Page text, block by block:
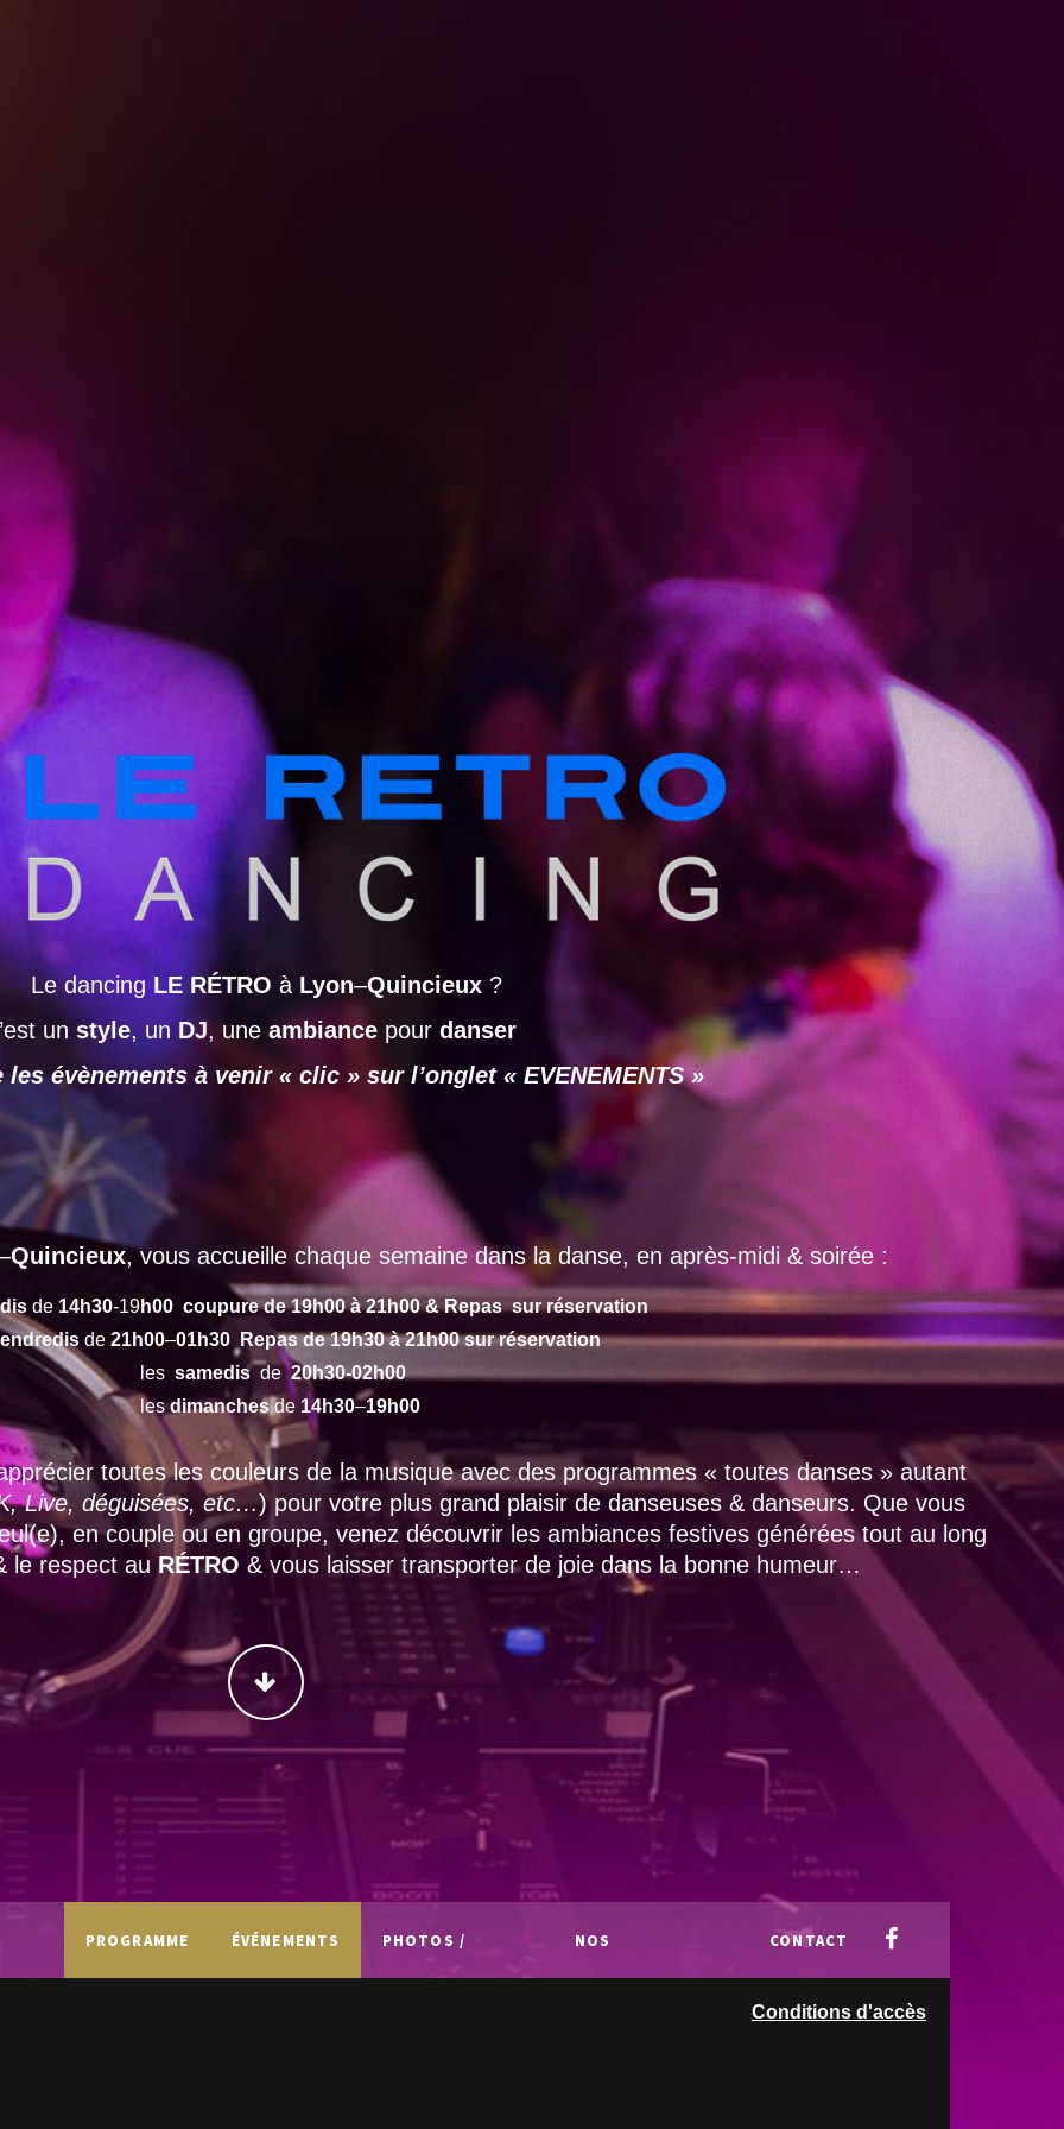
Le dancing LE RÉTRO à Lyon–Quincieux?
un style, un DJ, une ambiance pour danser
évènements à venir « clic » sur l’onglet « EVENEMENTS »
Quincieux, vous accueille chaque semaine dans la danse, en après-midi & soirée :
de 14h30-19h00 coupure de 19h00 à 21h00 & Repas sur réservation
de 21h00–01h30 Repas de 19h30 à 21h00 sur réservation
les samedisde20h30-02h00
lesdimanchesde 14h30–19h00
toutes les couleurs de la musique avec des programmes « toutes danses » autant
Live, déguisées, etc…) pour votre plus grand plaisir de danseuses & danseurs. Que vous
en couple ou en groupe, venez découvrir les ambiances festives générées tout au long
le respect au RÉTRO & vous laisser transporter de joie dans la bonne humeur…
CONTINUER
PROGRAMME ÉVÉNEMENTS PHOTOS / NOS CONTACT
Conditions d'accès